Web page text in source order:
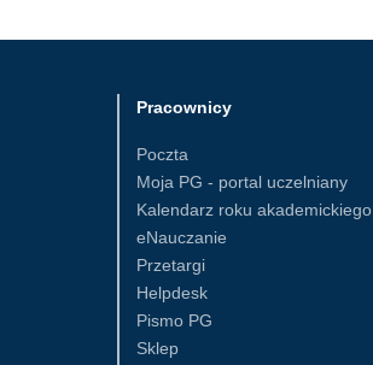
Pracownicy
Poczta
Moja PG - portal uczelniany
Kalendarz roku akademickiego
eNauczanie
Przetargi
Helpdesk
Pismo PG
Sklep